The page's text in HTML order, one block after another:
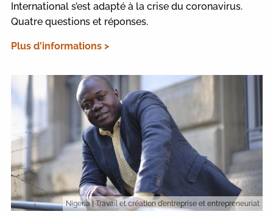
International s’est adapté à la crise du coronavirus.
Quatre questions et réponses.
Plus d'informations >
Nigeria | Travail et création d’entreprise et entrepreneuriat